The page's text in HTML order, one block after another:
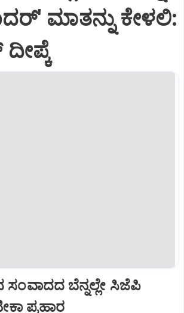
ಮಾತನ್ನು ಕೇಳಲಿ:
ಸಂವಾದದ ಬೆನ್ನಲ್ಲೇ ಸಿಜೆಪಿ
ಪ್ರಹಾರ